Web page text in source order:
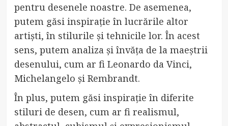
pentru desenele noastre. De asemenea,
putem găsi inspirație în lucrările altor
artiști, în stilurile și tehnicile lor. În acest
sens, putem analiza și învăța de la maeștrii
desenului, cum ar fi Leonardo da Vinci,
Michelangelo și Rembrandt.
În plus, putem găsi inspirație în diferite
stiluri de desen, cum ar fi realismul,